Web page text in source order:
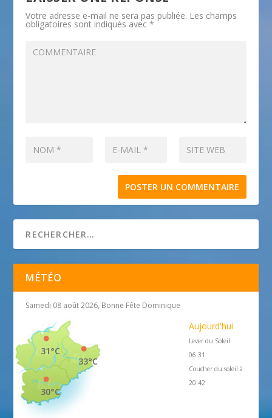
Votre adresse e-mail ne sera pas publiée. Les champs
obligatoires sont indiqués avec*
MÉTÉO
Samedi 08 août 2026, Bonne Fête Dominique
33°C
31°C
30°C
Aujourd'hui
Lever du Soleil
06:31
Coucher du soleil à
20:42